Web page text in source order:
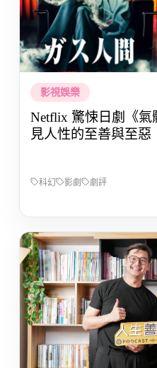
影視娛樂
Netflix 驚悚日劇《
見人性的至善與至惡
科幻 影劇 劇評